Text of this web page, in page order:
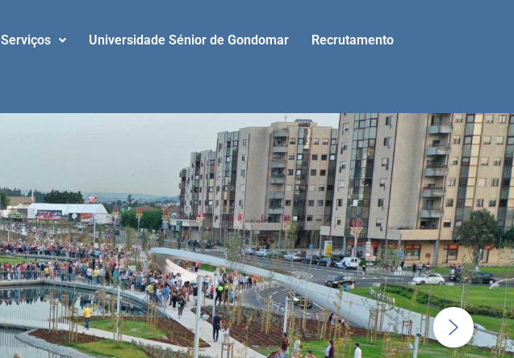
Serviços Universidade Sénior de Gondomar Recrutamento